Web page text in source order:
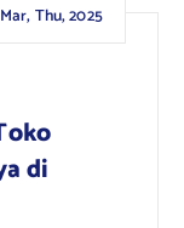
Mar, Thu, 2025
di